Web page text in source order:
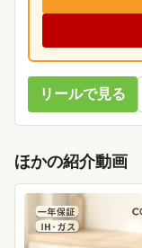
リールで見る
ほかの紹介動画